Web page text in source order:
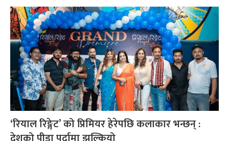
‘रियाल रिङ्गेट’ को प्रिमियर हेरेपछि कलाकार भन्छन् :